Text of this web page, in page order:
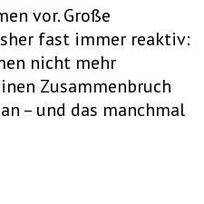
vor. Große
fast immer reaktiv:
nicht mehr
Zusammenbruch
– und das manchmal